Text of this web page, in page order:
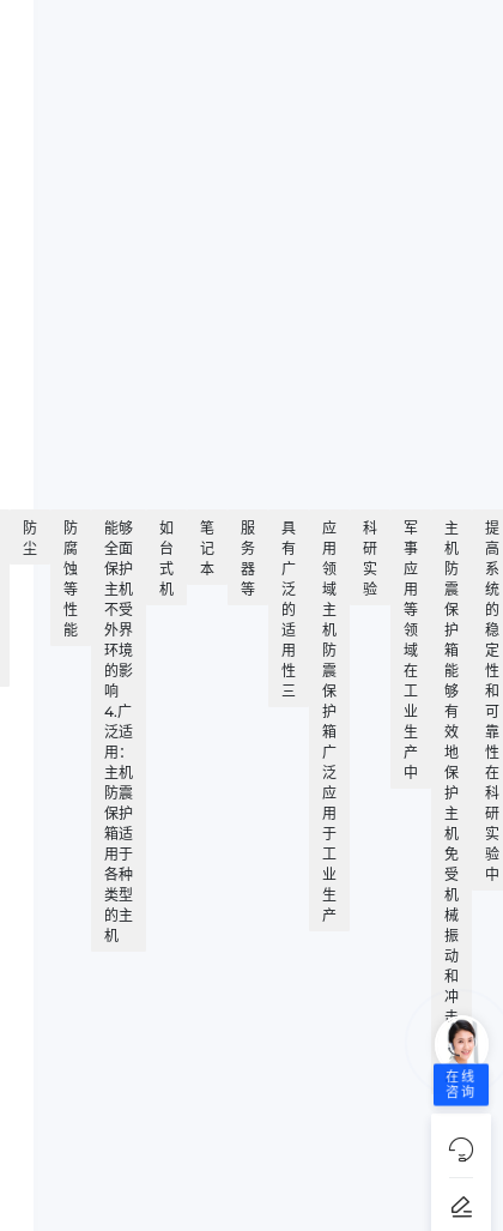
防
尘
防
腐
蚀
等
性
能
能够
全面
保护
主机
不受
外界
环境
的影
响
4.广
泛适
用：
主机
防震
保护
箱适
用于
各种
类型
的主
机
如
台
式
机
笔
记
本
服
务
器
等
具
有
广
泛
的
适
用
性
三
应
用
领
域
主
机
防
震
保
护
箱
广
泛
应
用
于
工
业
生
产
科
研
实
验
军
事
应
用
等
领
域
在
工
业
生
产
中
主
机
防
震
保
护
箱
能
够
有
效
地
保
护
主
机
免
受
机
械
振
动
和
冲
击
的
影
响
提
高
系
统
的
稳
定
性
和
可
靠
性
在
科
研
实
验
中
在线
咨询